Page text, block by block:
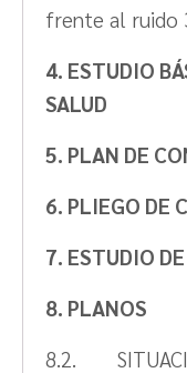
frente al ruido
4. ESTUDIO
SALUD
5. PLAN DE
6. PLIEGO DE
7. ESTUDIO
8. PLANOS
8.2.